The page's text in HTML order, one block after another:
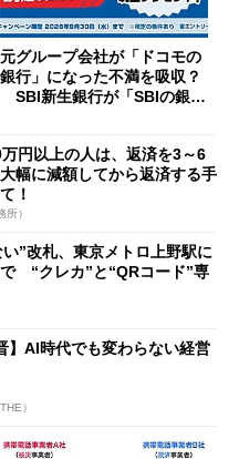
元グループ会社が「ドコモの
銀行」になった不満を吸収？
SBI新生銀行が「SBIの銀
開催円以上の人は、返済を3～6
幅に減額してから返済する手
！
）
”改札、東京メトロ上野駅に
“クレカ”と“QRコード”専
】AI時代でも変わらない経営
）